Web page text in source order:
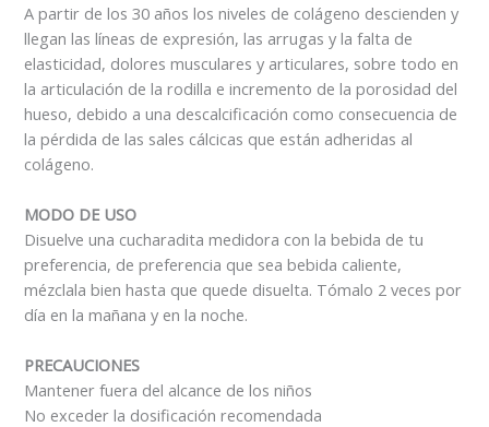
A partir de los 30 años los niveles de colágeno descienden y
llegan las líneas de expresión, las arrugas y la falta de
elasticidad, dolores musculares y articulares, sobre todo en
la articulación de la rodilla e incremento de la porosidad del
hueso, debido a una descalcificación como consecuencia de
la pérdida de las sales cálcicas que están adheridas al
colágeno.
MODO DE USO
Disuelve una cucharadita medidora con la bebida de tu
preferencia, de preferencia que sea bebida caliente,
mézclala bien hasta que quede disuelta. Tómalo 2 veces por
día en la mañana y en la noche.
PRECAUCIONES
Mantener fuera del alcance de los niños
No exceder la dosificación recomendada